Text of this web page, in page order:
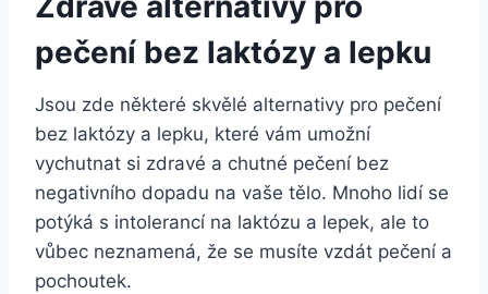
pečení bez laktózy a lepku
Jsou zde některé skvělé alternativy pro pečení
bez laktózy a lepku, které vám umožní
vychutnat si zdravé a chutné pečení bez
negativního dopadu na vaše tělo. Mnoho lidí se
potýká s intolerancí na laktózu a lepek, ale to
vůbec neznamená, že se musíte vzdát pečení a
pochoutek.